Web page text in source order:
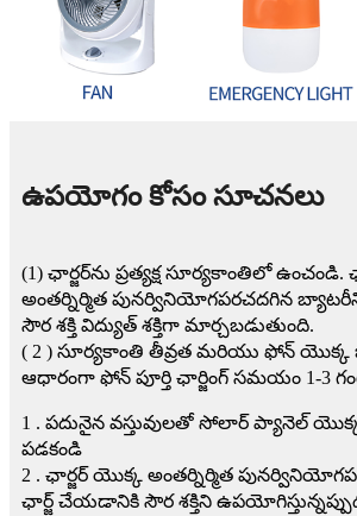
ఉపయోగం కోసం సూచనలు
(1) ఛార్జర్‌ను ప్రత్యక్ష సూర్యకాంతిలో
అంతర్నిర్మిత పునర్వినియోగపరచదగిన
సౌర శక్తి విద్యుత్ శక్తిగా మార్చబడుతుంది.
( 2 ) సూర్యకాంతి తీవ్రత మరియు ఫోన్ యొక్క
ఆధారంగా ఫోన్ పూర్తి ఛార్జింగ్ సమయం 1-3
1 . పదునైన వస్తువులతో సోలార్ ప్యానెల్
పడకండి
2 . ఛార్జర్ యొక్క అంతర్నిర్మిత
ఛార్జ్ చేయడానికి సౌర శక్తిని